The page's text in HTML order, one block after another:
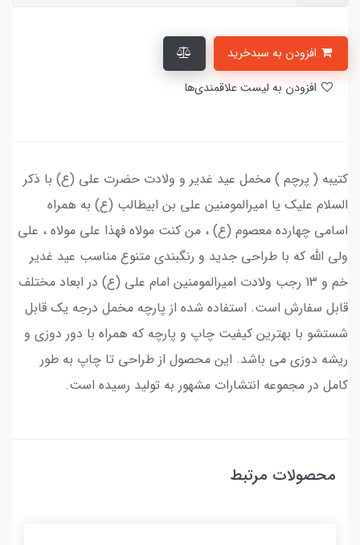
کتیبه ( پرچم ) مخمل عید غدیر و ولادت حضرت علی (ع) با ذکر
السلام علیک یا امیرالمومنین علی بن ابیطالب (ع) به همراه
اسامی چهارده معصوم (ع) ، من کنت مولاه فهذا علی مولاه ، علی
ولی الله که با طراحی جدید و رنگبندی متنوع مناسب عید غدیر
خم و 13 رجب ولادت امیرالمومنین امام علی (ع) در ابعاد مختلف
قابل سفارش است. استفاده شده از پارچه مخمل درجه یک قابل
شستشو با بهترین کیفیت چاپ و پارچه که همراه با دور دوزی و
ریشه دوزی می باشد. این محصول از طراحی تا چاپ به طور
کامل در مجموعه انتشارات مشهور به تولید رسیده است.
محصولات مرتبط